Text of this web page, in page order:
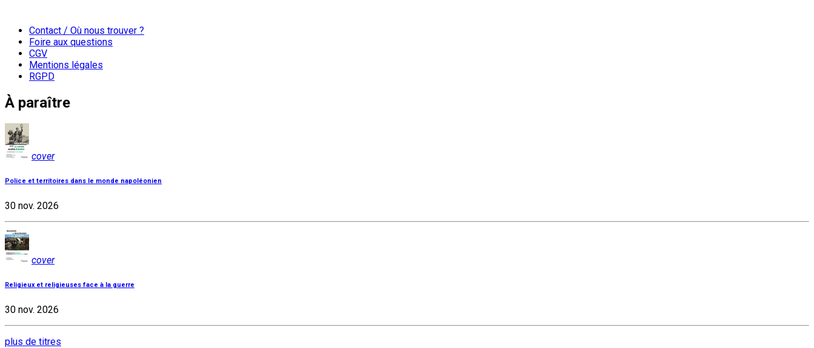
Contact / Où nous trouver ?
Foire aux questions
CGV
Mentions légales
RGPD
À paraître
cover
Police et territoires dans le monde napoléonien
30 nov. 2026
cover
Religieux et religieuses face à la guerre
30 nov. 2026
plus de titres